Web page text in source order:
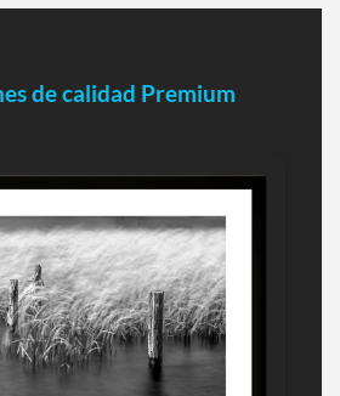
de calidad Premium